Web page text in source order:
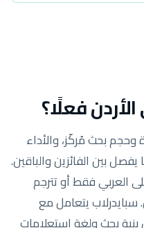
فعلًا؟
بحث مُركّز، والأداء
بين الفائزين والباقين.
العربي فقط أو تترجم
سبايدرلاب يتعامل مع
بنية بحث ولغة استعلامات